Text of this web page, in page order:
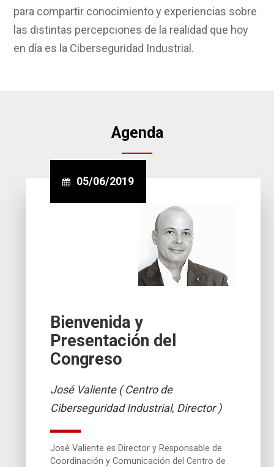
para compartir conocimiento y experiencias sobre
las distintas percepciones de la realidad que hoy
en día es la Ciberseguridad Industrial.
Agenda
05/06/2019
Bienvenida y
Presentación del
Congreso
José Valiente ( Centro de
Ciberseguridad Industrial, Director )
José Valiente es Director y Responsable de
Coordinación y Comunicación del Centro de